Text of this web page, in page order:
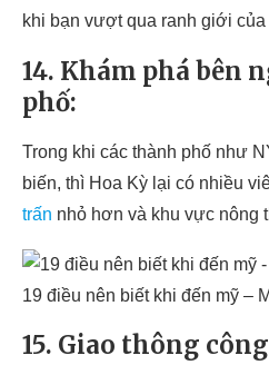
khi bạn vượt qua ranh giới của
14. Khám phá bên
phố:
Trong khi các thành phố như
biến, thì Hoa Kỳ lại có nhiều
trấn nhỏ hơn và khu vực nông
19 điều nên biết khi đến mỹ –
15. Giao thông